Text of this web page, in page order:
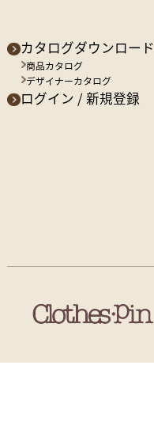
カタログダウンロード
商品カタログ
デザイナーカタログ
ログイン / 新規登録